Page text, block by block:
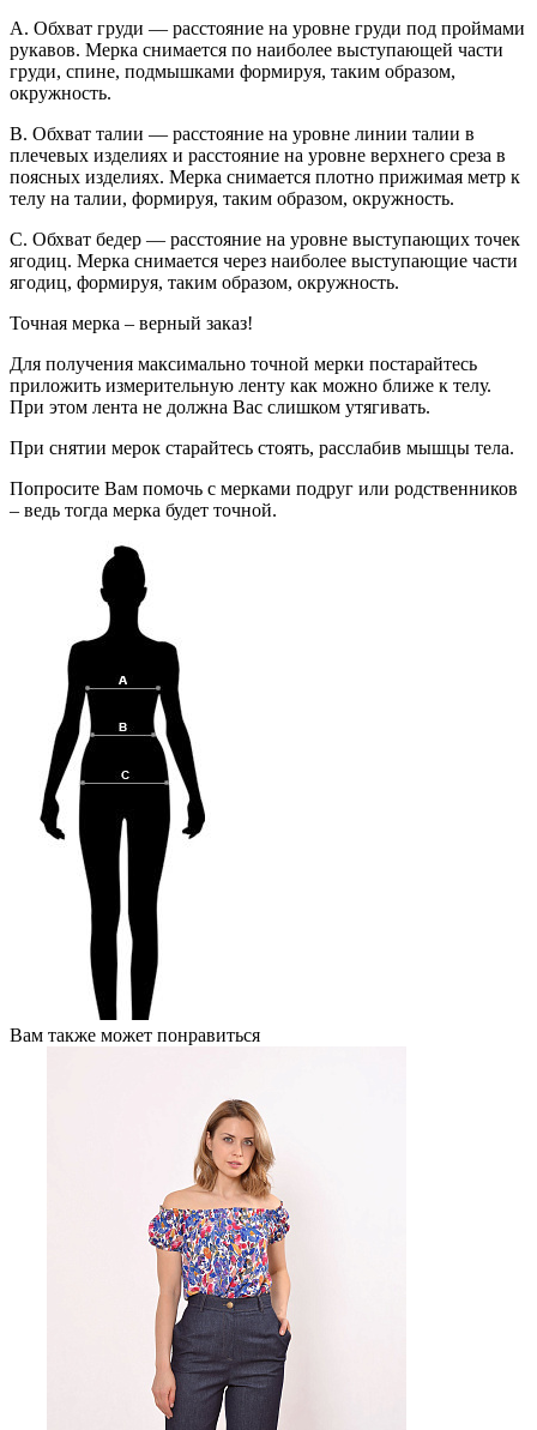
A. Обхват груди — расстояние на уровне груди под проймами
рукавов. Мерка снимается по наиболее выступающей части
груди, спине, подмышками формируя, таким образом,
окружность.
B. Обхват талии — расстояние на уровне линии талии в
плечевых изделиях и расстояние на уровне верхнего среза в
поясных изделиях. Мерка снимается плотно прижимая метр к
телу на талии, формируя, таким образом, окружность.
C. Обхват бедер — расстояние на уровне выступающих точек
ягодиц. Мерка снимается через наиболее выступающие части
ягодиц, формируя, таким образом, окружность.
Точная мерка – верный заказ!
Для получения максимально точной мерки постарайтесь
приложить измерительную ленту как можно ближе к телу.
При этом лента не должна Вас слишком утягивать.
При снятии мерок старайтесь стоять, расслабив мышцы тела.
Попросите Вам помочь с мерками подруг или родственников
– ведь тогда мерка будет точной.
Вам также может понравиться